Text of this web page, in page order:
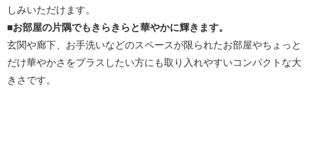
しみいただけます。
■お部屋の片隅でもきらきらと華やかに輝きます。
玄関や廊下、お手洗いなどのスペースが限られたお部屋やちょっと
だけ華やかさをプラスしたい方にも取り入れやすいコンパクトな大
きさです。